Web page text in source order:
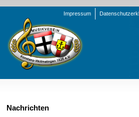
Navigation
Impressum
Verein
Nachrichten